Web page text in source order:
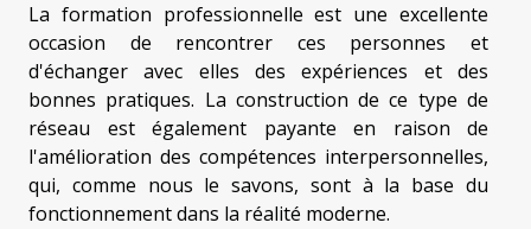
La formation professionnelle est une excellente
occasion de rencontrer ces personnes et
d'échanger avec elles des expériences et des
bonnes pratiques. La construction de ce type de
réseau est également payante en raison de
l'amélioration des compétences interpersonnelles,
qui, comme nous le savons, sont à la base du
fonctionnement dans la réalité moderne.